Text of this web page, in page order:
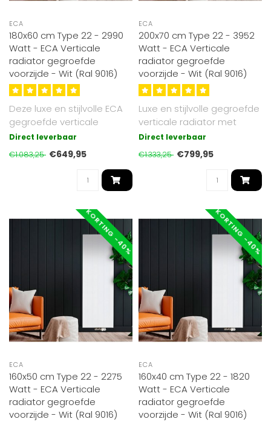
ECA
180x60 cm Type 22 - 2990
Watt - ECA Verticale
radiator gegroefde
voorzijde - Wit (Ral 9016)
Deze luxe en stijlvolle ECA
gegroefde verticale
radiator heeft de afmeting
Direct leverbaar
€1.083,25 €649,95
ECA
200x70 cm Type 22 - 3952
Watt - ECA Verticale
radiator gegroefde
voorzijde - Wit (Ral 9016)
Luxe en stijlvolle gegroefde
verticale radiator met
afmeting 200x70 cm en
Direct leverbaar
€1.333,25 €799,95
KORTING -40%
ECA
160x50 cm Type 22 - 2275
Watt - ECA Verticale
radiator gegroefde
voorzijde - Wit (Ral 9016)
KORTING -40%
ECA
160x40 cm Type 22 - 1820
Watt - ECA Verticale
radiator gegroefde
voorzijde - Wit (Ral 9016)